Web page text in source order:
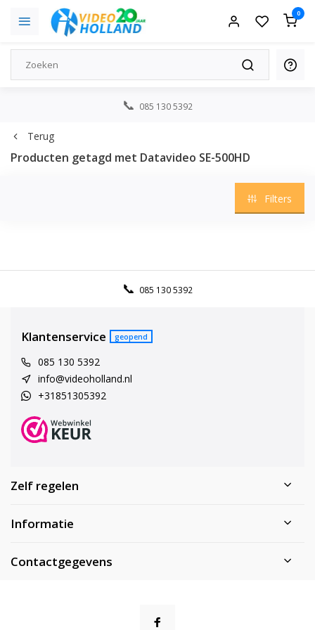
0
085 130 5392
Terug
Producten getagd met Datavideo SE-500HD
Filters
085 130 5392
Klantenservice geopend
085 130 5392
info@videoholland.nl
+31851305392
Zelf regelen
Informatie
Contactgegevens